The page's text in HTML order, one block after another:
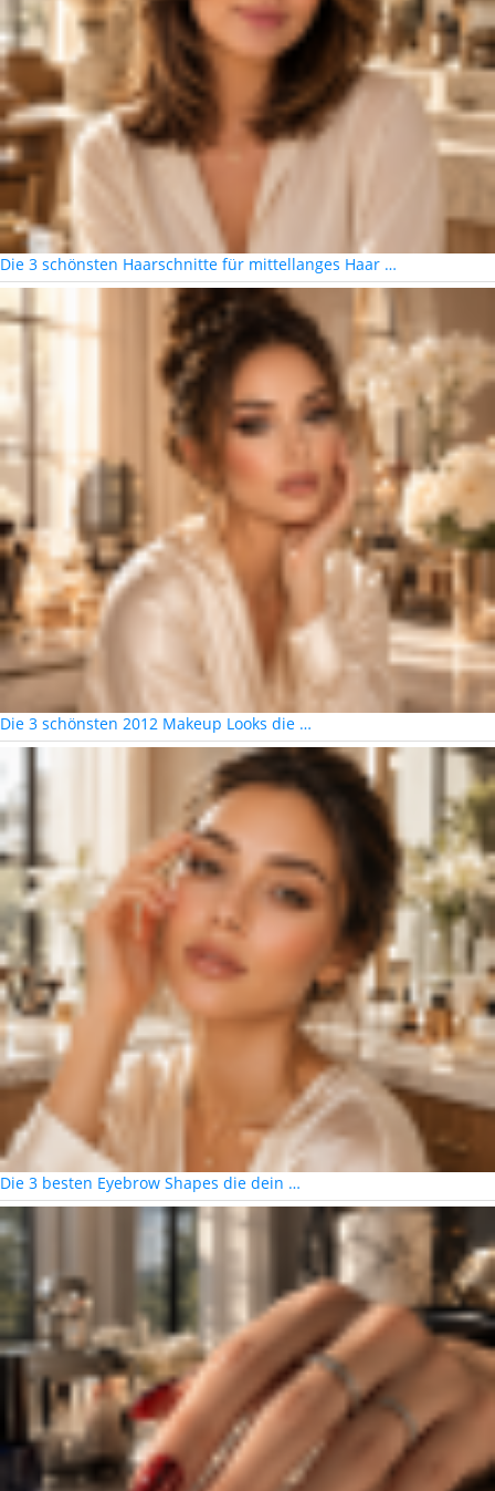
Die 3 schönsten Haarschnitte für mittellanges Haar …
Die 3 schönsten 2012 Makeup Looks die …
Die 3 besten Eyebrow Shapes die dein …